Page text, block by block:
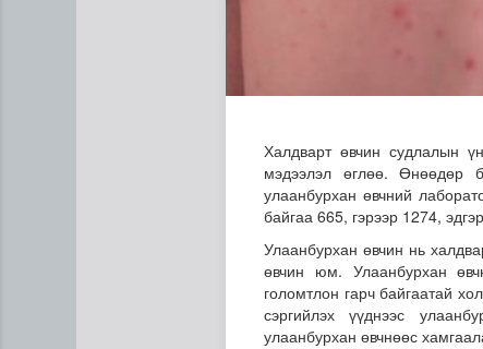
Халдварт өвчин судлалын
мэдээлэл өглөө. Өнөөдөр
улаанбурхан өвчний
байгаа 665, гэрээр 1274,
Улаанбурхан өвчин нь
өвчин юм. Улаанбурхан
голомтлон гарч байгаатай
сэргийлэх үүднээс
улаанбурхан өвчнөөс